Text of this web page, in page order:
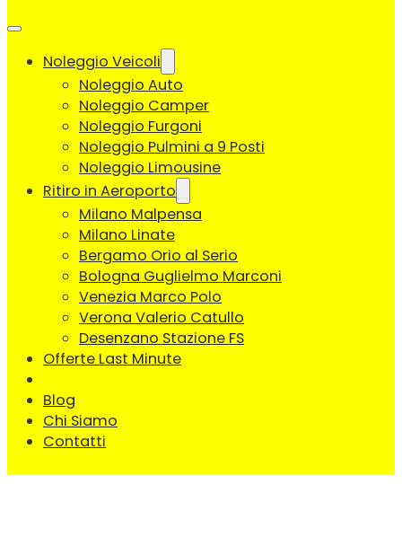
Noleggio Veicoli
Noleggio Auto
Noleggio Camper
Noleggio Furgoni
Noleggio Pulmini a 9 Posti
Noleggio Limousine
Ritiro in Aeroporto
Milano Malpensa
Milano Linate
Bergamo Orio al Serio
Bologna Guglielmo Marconi
Venezia Marco Polo
Verona Valerio Catullo
Desenzano Stazione FS
Offerte Last Minute
Blog
Chi Siamo
Contatti